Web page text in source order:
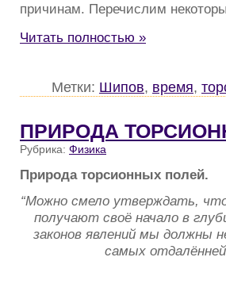
причинам. Перечислим
Читать полностью »
Метки: Шипов, время,
ПРИРОДА
Рубрика: Физика
Природа торсионных полей.
“Можно смело утверждать,
получают своё начало в
законов явлений мы должны
самых